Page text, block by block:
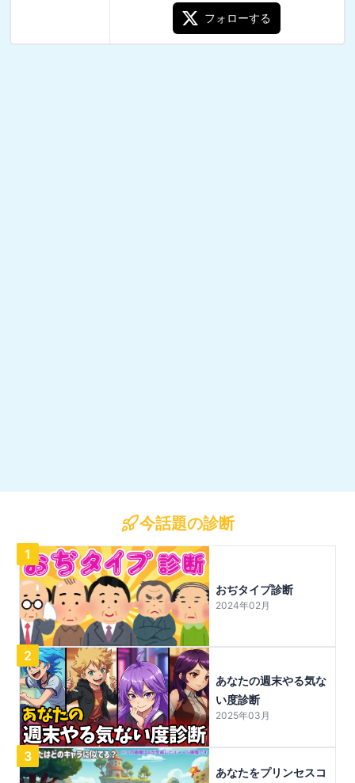
フォローする
今話題の診断
1
おぢタイプ診断
2024年02月
2
あなたの週末やる気な
い度診断
2025年03月
3
あなたをプリンセスコ